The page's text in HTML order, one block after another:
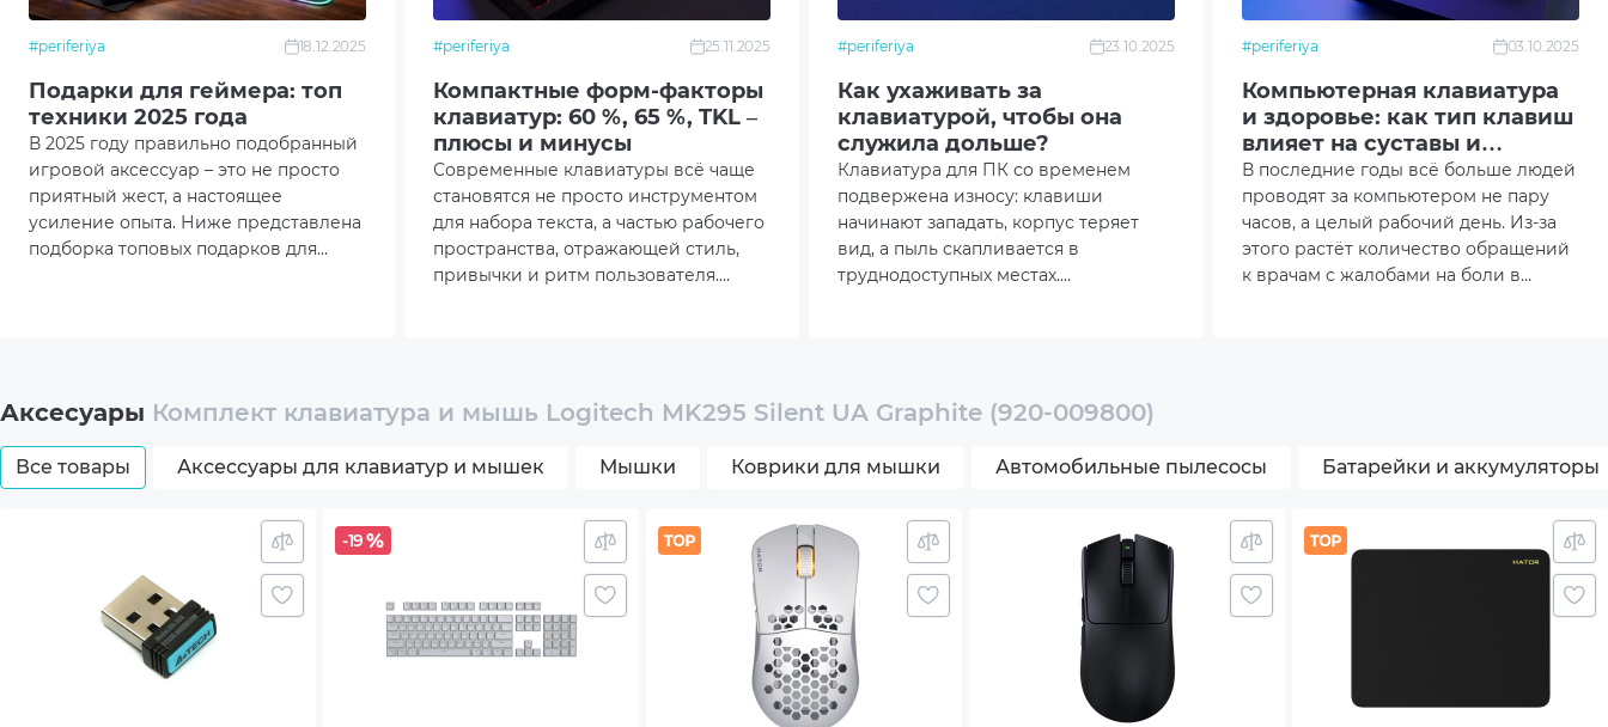
Симметричный дизайн мыши
Дальность связи - 10 м
Беспроводная связь 2,4 ГГц
Ресурс до 50 миллионов нажатий
Мультимедийные клавиши для управления
Размеры товара (без упаковки), мм 441x149x18 (К) 60x99x39 (М)
Вес (без упаковки), г 498 (К) 75 (М)
#periferiya 18.12.2025
Подарки для геймера: топ
техники 2025 года
В 2025 году правильно подобранный
игровой аксессуар – это не просто
приятный жест, а настоящее
усиление опыта. Ниже представлена
подборка топовых подарков для
#periferiya 25.11.2025
Компактные форм-факторы
клавиатур: 60 %, 65 %, TKL –
плюсы и минусы
Современные клавиатуры всё чаще
становятся не просто инструментом
для набора текста, а частью рабочего
пространства, отражающей стиль,
привычки и ритм пользователя.
столе, при этом сохраняют все
ключевые функции.
#periferiya 23.10.2025
Как ухаживать за
клавиатурой, чтобы она
служила дольше?
Клавиатура для ПК со временем
подвержена износу: клавиши
начинают западать, корпус теряет
вид, а пыль скапливается в
труднодоступных местах.
#periferiya 03.10.2025
Компьютерная клавиатура
и здоровье: как тип клавиш
влияет на суставы и
скорость печати?
В последние годы всё больше людей
проводят за компьютером не пару
часов, а целый рабочий день. Из-за
этого растёт количество обращений
к врачам с жалобами на боли в
нагрузку и помогает печатать
конструкция клавиш влияет на
здоровье.
Аксесуары Комплект клавиатура и мышь Logitech MK295 Silent UA Graphite (920-009800)
Все товары Аксессуары для клавиатур и мышек Мышки Коврики для мышки Автомобильные пылесосы Батарейки и аккумуляторы
-19